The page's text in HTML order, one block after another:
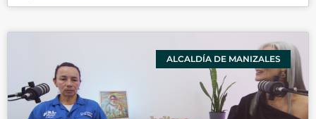
ALCALDÍA DE MANIZALES